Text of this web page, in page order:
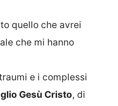
quello che avrei
che mi hanno
e i complessi
Gesù Cristo, di